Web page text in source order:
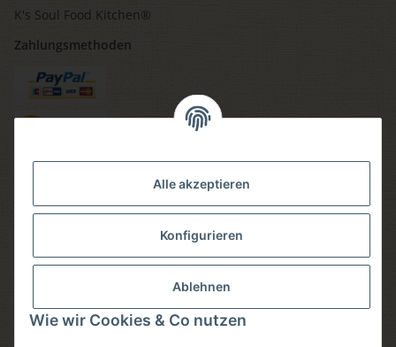
Alle akzeptieren
Konfigurieren
Ablehnen
Wie wir Cookies & Co nutzen
K's Soul Food Kitchen®
Zahlungsmethoden
Versandmethoden